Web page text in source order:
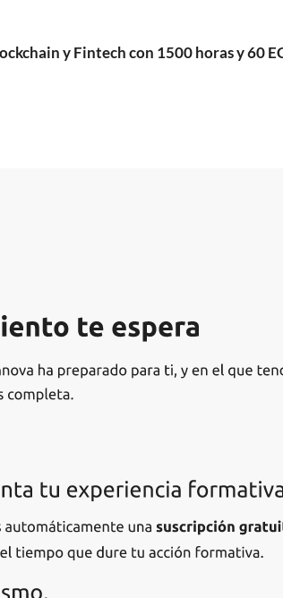
y Fintech con 1500 horas y 60